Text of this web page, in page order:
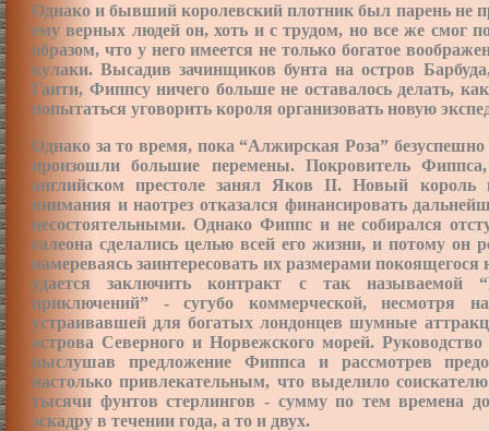
Однако и бывший королевский плотник был парень не
ему верных людей он, хоть и с трудом, но все же смог
образом, что у него имеется не только богатое
кулаки. Высадив зачинщиков бунта на остров
Гаити, Фиппсу ничего больше не оставалось делать,
попытаться уговорить короля организовать новую
Однако за то время, пока “Алжирская Роза”
произошли большие перемены. Покровитель
английском престоле занял Яков II. Новый король
внимания и наотрез отказался финансировать
несостоятельными. Однако Фиппс и не собирался
галеона сделались целью всей его жизни, и потому
намереваясь заинтересовать их размерами
удается заключить контракт с так называемой
приключений” - сугубо коммерческой, несмотря на
устраивавшей для богатых лондонцев шумные
острова Северного и Норвежского морей.
выслушав предложение Фиппса и рассмотрев
настолько привлекательным, что выделило
тысячи фунтов стерлингов - сумму по тем времена
эскадру в течении года, а то и двух.